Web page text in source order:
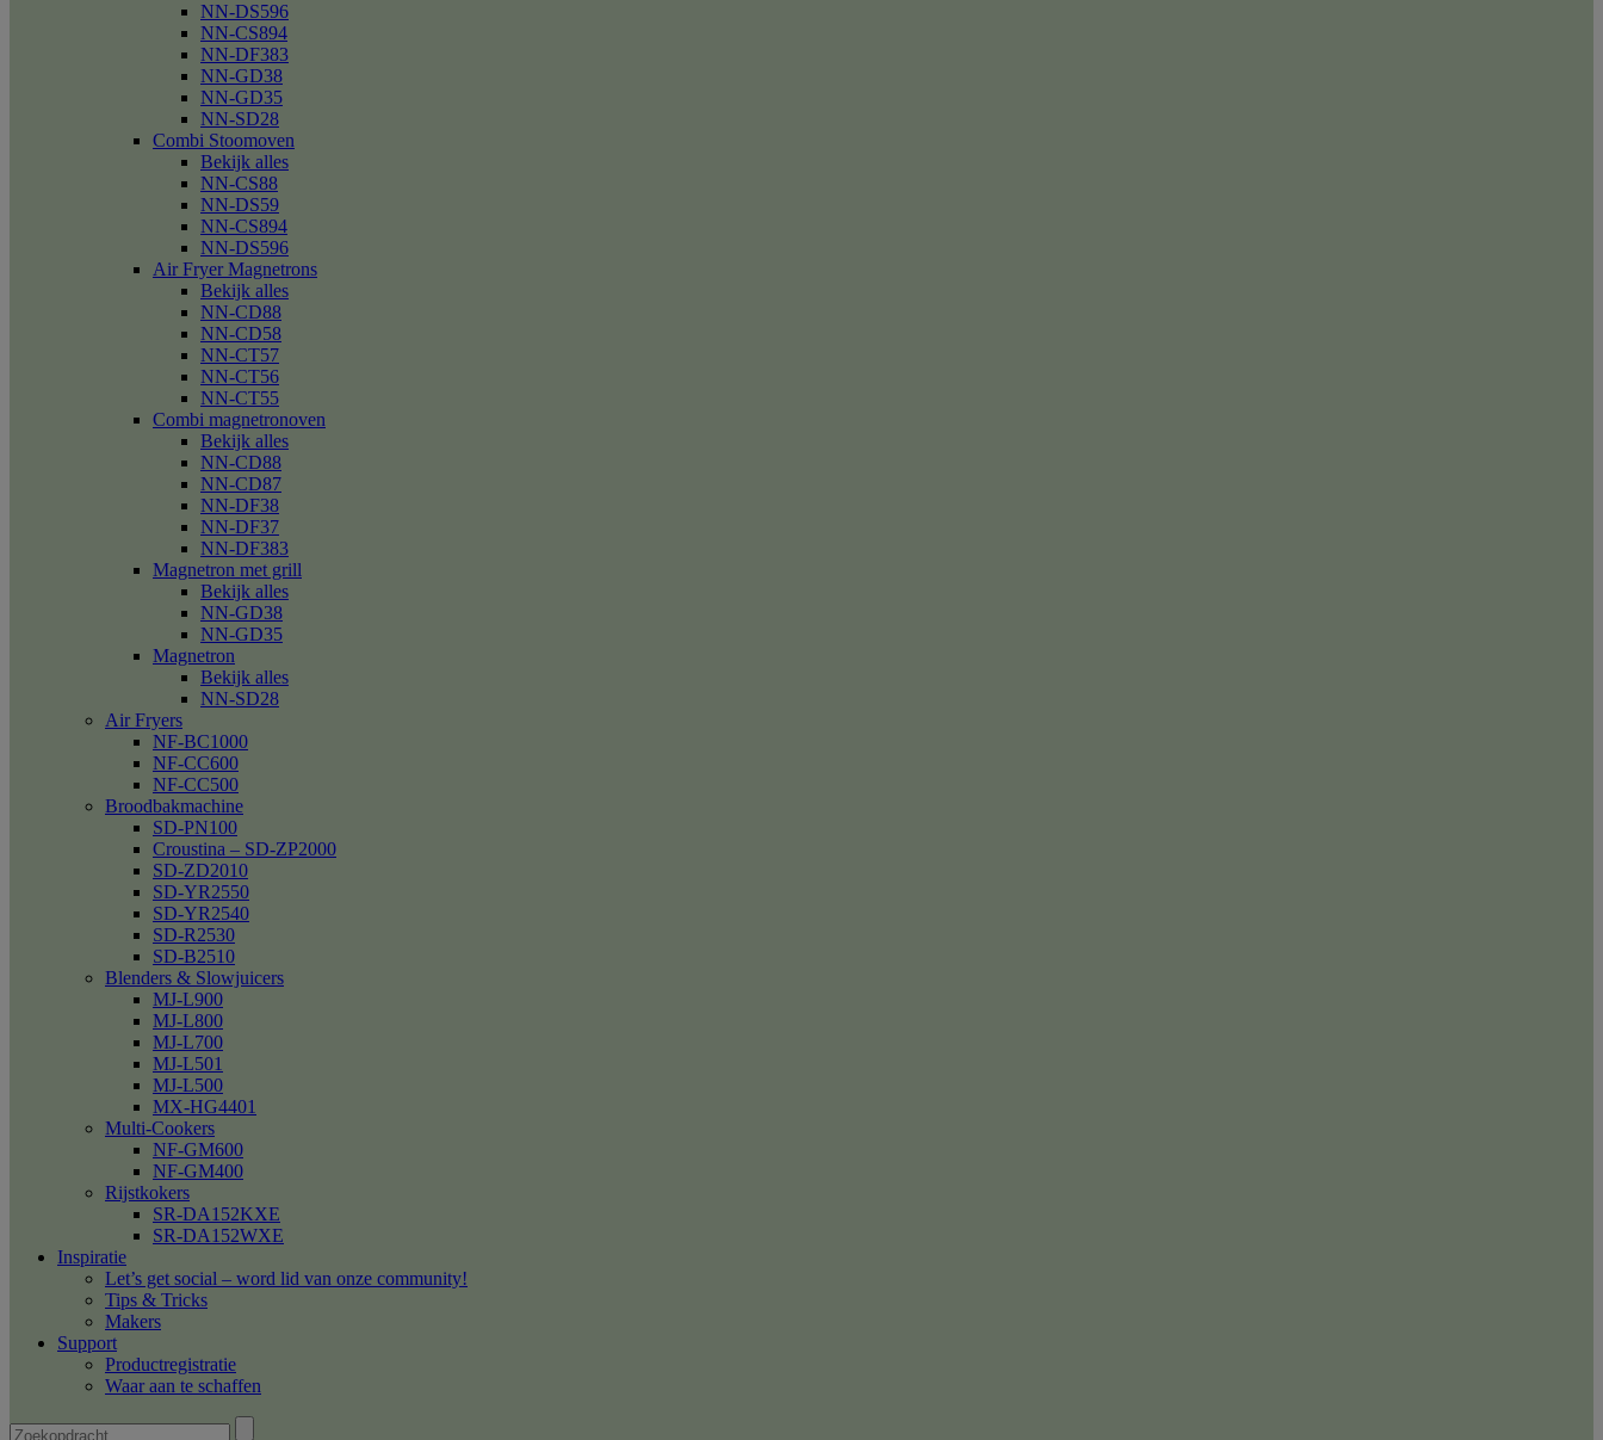
NN-DS596
NN-CS894
NN-DF383
NN-GD38
NN-GD35
NN-SD28
Combi Stoomoven
Bekijk alles
NN-CS88
NN-DS59
NN-CS894
NN-DS596
Air Fryer Magnetrons
Bekijk alles
NN-CD88
NN-CD58
NN-CT57
NN-CT56
NN-CT55
Combi magnetronoven
Bekijk alles
NN-CD88
NN-CD87
NN-DF38
NN-DF37
NN-DF383
Magnetron met grill
Bekijk alles
NN-GD38
NN-GD35
Magnetron
Bekijk alles
NN-SD28
Air Fryers
NF-BC1000
NF-CC600
NF-CC500
Broodbakmachine
SD-PN100
Croustina – SD-ZP2000
SD-ZD2010
SD-YR2550
SD-YR2540
SD-R2530
SD-B2510
Blenders & Slowjuicers
MJ-L900
MJ-L800
MJ-L700
MJ-L501
MJ-L500
MX-HG4401
Multi-Cookers
NF-GM600
NF-GM400
Rijstkokers
SR-DA152KXE
SR-DA152WXE
Inspiratie
Let’s get social – word lid van onze community!
Tips & Tricks
Makers
Support
Productregistratie
Waar aan te schaffen